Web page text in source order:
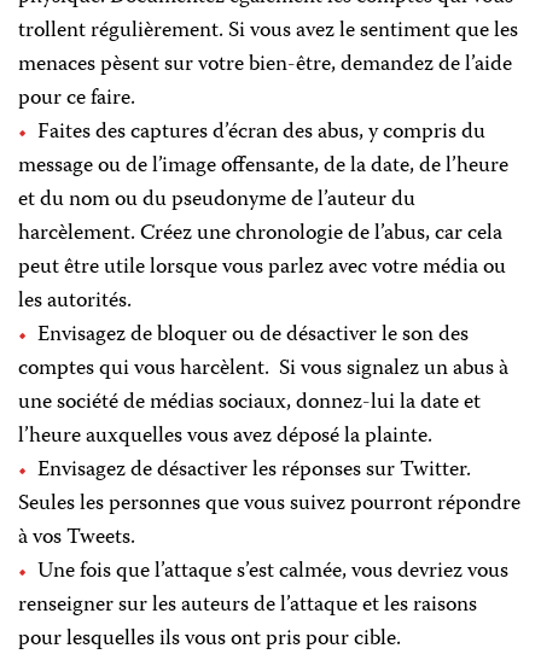
trollent régulièrement. Si vous avez le sentiment que les
menaces pèsent sur votre bien-être, demandez de l’aide
pour ce faire.
Faites des captures d’écran des abus, y compris du
message ou de l’image offensante, de la date, de l’heure
et du nom ou du pseudonyme de l’auteur du
harcèlement. Créez une chronologie de l’abus, car cela
peut être utile lorsque vous parlez avec votre média ou
les autorités.
Envisagez de bloquer ou de désactiver le son des
comptes qui vous harcèlent. Si vous signalez un abus à
une société de médias sociaux, donnez-lui la date et
l’heure auxquelles vous avez déposé la plainte.
Envisagez de désactiver les réponses sur Twitter.
Seules les personnes que vous suivez pourront répondre
à vos Tweets.
Une fois que l’attaque s’est calmée, vous devriez vous
renseigner sur les auteurs de l’attaque et les raisons
pour lesquelles ils vous ont pris pour cible.